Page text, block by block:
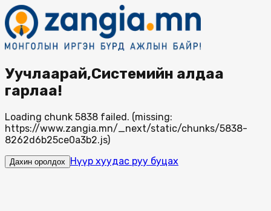
Уучлаарай,Системийн алдаа
гарлаа!
Loading chunk 5838 failed. (missing:
https://www.zangia.mn/_next/static/chunks/5838-
8262d6b25ce0a3b2.js)
Дахин оролдох Нүүр хуудас руу буцах